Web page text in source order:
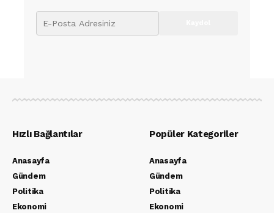
Hızlı Bağlantılar
Anasayfa
Gündem
Politika
Ekonomi
Popüler Kategoriler
Anasayfa
Gündem
Politika
Ekonomi